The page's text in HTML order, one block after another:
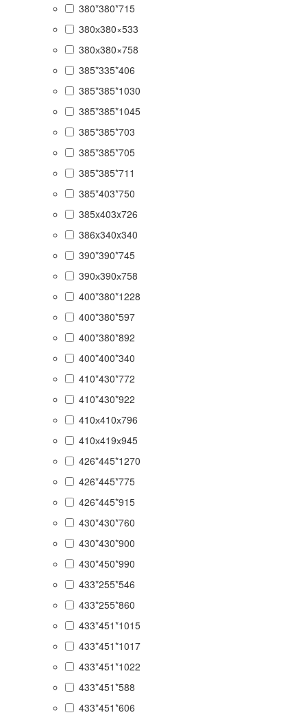
380*380*715
380х380×533
380х380×758
385*335*406
385*385*1030
385*385*1045
385*385*703
385*385*705
385*385*711
385*403*750
385x403x726
386x340x340
390*390*745
390х390х758
400*380*1228
400*380*597
400*380*892
400*400*340
410*430*772
410*430*922
410х410х796
410х419х945
426*445*1270
426*445*775
426*445*915
430*430*760
430*430*900
430*450*990
433*255*546
433*255*860
433*451*1015
433*451*1017
433*451*1022
433*451*588
433*451*606